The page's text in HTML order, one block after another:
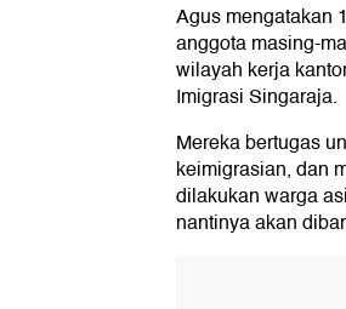
Agus mengatakan
anggota masing-
wilayah kerja
Imigrasi Singaraja.
Mereka bertugas
keimigrasian, dan
dilakukan warga
nantinya akan